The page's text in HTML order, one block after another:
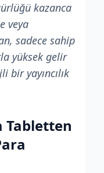
kazanca
veya
sadece sahip
yüksek gelir
bir yayıncılık
Tabletten